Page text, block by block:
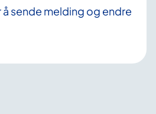
å sende melding og endre